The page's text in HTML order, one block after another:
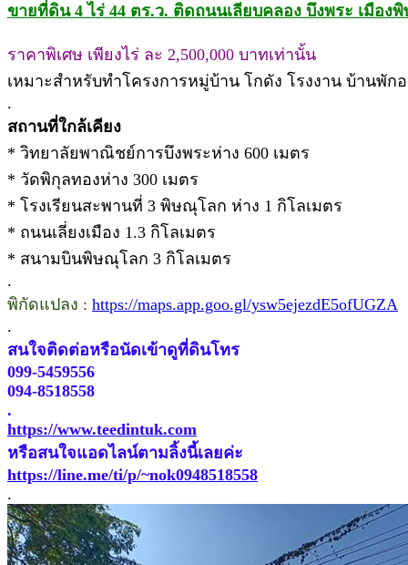
ขายที่ดิน 4 ไร่ 44 ตร.ว. ติดถนนเลียบคลอง บึงพระ เมือ
ราคาพิเศษ เพียงไร่ ละ 2,500,000 บาทเท่านั้น
เหมาะสำหรับทำโครงการหมู่บ้าน โกดัง โรงงาน บ้านพัก
.
สถานที่ใกล้เคียง
* วิทยาลัยพาณิชย์การบึงพระห่าง 600 เมตร
* วัดพิกุลทองห่าง 300 เมตร
* โรงเรียนสะพานที่ 3 พิษณุโลก ห่าง 1 กิโลเมตร
* ถนนเลี่ยงเมือง 1.3 กิโลเมตร
* สนามบินพิษณุโลก 3 กิโลเมตร
.
พิกัดแปลง : https://maps.app.goo.gl/ysw5ejezdE5ofUGZA
.
สนใจติดต่อหรือนัดเข้าดูที่ดินโทร
099-5459556
094-8518558
.
https://www.teedintuk.com
หรือสนใจแอดไลน์ตามลิ้งนี้เลยค่ะ
https://line.me/ti/p/~nok0948518558
.